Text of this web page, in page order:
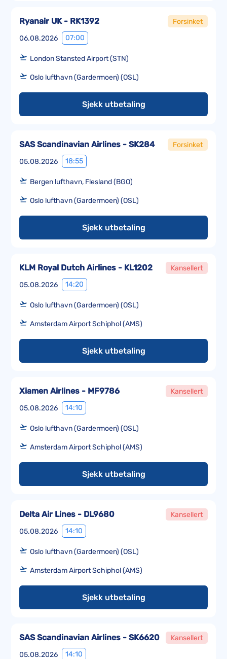
06.08.2026 07:00
Ryanair UK - RK1392 Forsinket
London Stansted Airport (STN)
Oslo lufthavn (Gardermoen) (OSL)
Sjekk utbetaling
05.08.2026 18:55
SAS Scandinavian Airlines - SK284 Forsinket
Bergen lufthavn, Flesland (BGO)
Oslo lufthavn (Gardermoen) (OSL)
Sjekk utbetaling
05.08.2026 14:20
KLM Royal Dutch Airlines - KL1202 Kansellert
Oslo lufthavn (Gardermoen) (OSL)
Amsterdam Airport Schiphol (AMS)
Sjekk utbetaling
05.08.2026 14:10
Xiamen Airlines - MF9786 Kansellert
Oslo lufthavn (Gardermoen) (OSL)
Amsterdam Airport Schiphol (AMS)
Sjekk utbetaling
05.08.2026 14:10
Delta Air Lines - DL9680 Kansellert
Oslo lufthavn (Gardermoen) (OSL)
Amsterdam Airport Schiphol (AMS)
Sjekk utbetaling
05.08.2026 14:10
SAS Scandinavian Airlines - SK6620 Kansellert